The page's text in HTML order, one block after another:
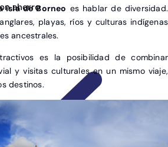
ahorro
isla de Borneo es hablar de diversidad.
playas, ríos y culturas indígenas
ancestrales.
es la posibilidad de combinar
y visitas culturales en un mismo viaje,
destinos.